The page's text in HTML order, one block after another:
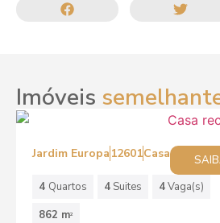
Imóveis
Jardim Europa 12601Casa
4 Quartos 4 Suites 4Vaga(s)
862 m2